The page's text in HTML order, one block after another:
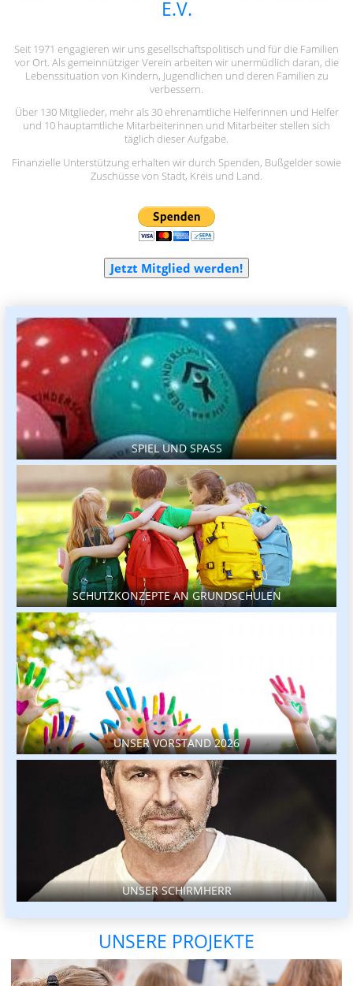
E.V.
Seit 1971 engagieren wir uns gesellschaftspolitisch und für die Familien
vor Ort. Als gemeinnütziger Verein arbeiten wir unermüdlich daran, die
Lebenssituation von Kindern, Jugendlichen und deren Familien zu
verbessern.
Über 130 Mitglieder, mehr als 30 ehrenamtliche Helferinnen und Helfer
und 10 hauptamtliche Mitarbeiterinnen und Mitarbeiter stellen sich
täglich dieser Aufgabe.
Finanzielle Unterstützung erhalten wir durch Spenden, Bußgelder sowie
Zuschüsse von Stadt, Kreis und Land.
Jetzt Mitglied werden!
SPIEL UND SPASS
SCHUTZKONZEPTE AN GRUNDSCHULEN
UNSER VORSTAND 2026
UNSER SCHIRMHERR
UNSERE PROJEKTE